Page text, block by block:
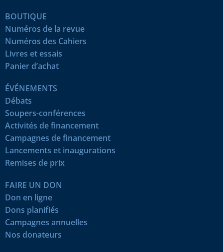
BOUTIQUE
Numéros de la revue
Numéros des Cahiers
Livres et essais
Panier d’achat
ÉVÉNEMENTS
Débats
Soupers-conférences
Activités de financement
Campagnes de financement
Lancements et inaugurations
Remises de prix
FAIRE UN DON
Don en ligne
Dons planifiés
Campagnes annuelles
Nos donateurs